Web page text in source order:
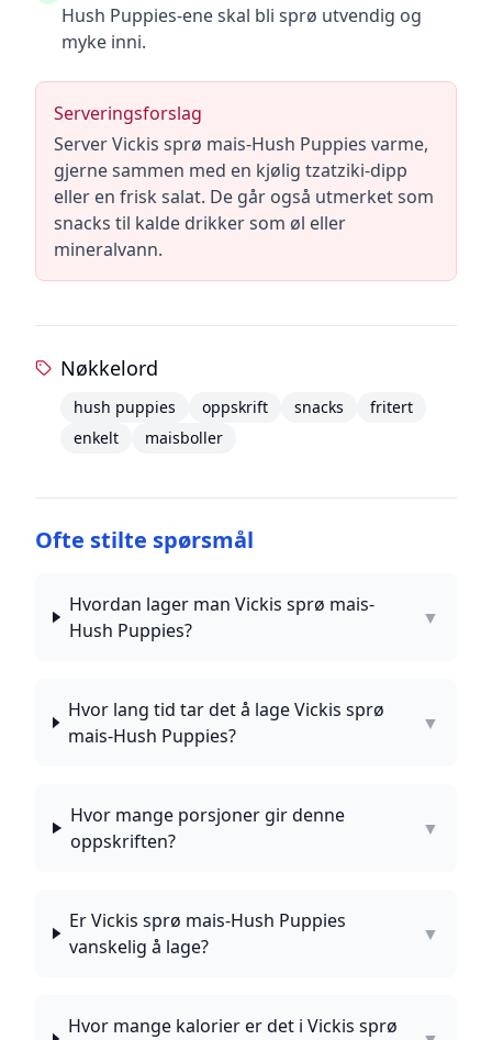
Hush Puppies-ene skal bli sprø utvendig og
myke inni.
Serveringsforslag
Server Vickis sprø mais-Hush Puppies varme,
gjerne sammen med en kjølig tzatziki-dipp
eller en frisk salat. De går også utmerket som
snacks til kalde drikker som øl eller
mineralvann.
Nøkkelord
hush puppies oppskrift snacks
fritert
enkelt
maisboller
Ofte stilte spørsmål
Hvordan lager man Vickis sprø mais-
Hush Puppies?
▼
Hvor lang tid tar det å lage Vickis sprø
mais-Hush Puppies?
▼
Hvor mange porsjoner gir denne
oppskriften?
▼
Er Vickis sprø mais-Hush Puppies
vanskelig å lage?
▼
Hvor mange kalorier er det i Vickis sprø